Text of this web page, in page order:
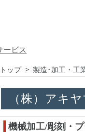
ービス
トップ> 製造･加工・工
（株）アキ
機械加工/彫刻・